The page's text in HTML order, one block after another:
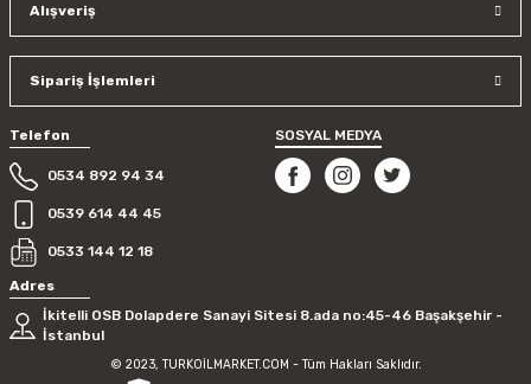
Alışveriş
Sipariş İşlemleri
Telefon
0534 892 94 34
0539 614 44 45
0533 144 12 18
SOSYAL MEDYA
Adres
İkitelli OSB Dolapdere Sanayi Sitesi 8.ada no:45-46 Başakşehir -
İstanbul
© 2023, TURKOİLMARKET.COM - Tüm Hakları Saklıdır.